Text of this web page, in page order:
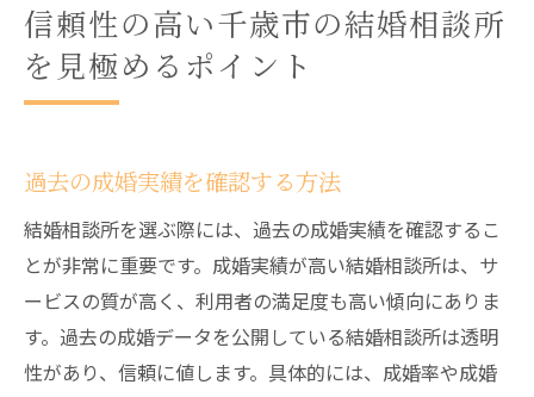
信頼性の高い千歳市の結婚相談所
を見極めるポイント
過去の成婚実績を確認する方法
結婚相談所を選ぶ際には、過去の成婚実績を確認するこ
とが非常に重要です。成婚実績が高い結婚相談所は、サ
ービスの質が高く、利用者の満足度も高い傾向にありま
す。過去の成婚データを公開している結婚相談所は透明
性があり、信頼に値します。具体的には、成婚率や成婚